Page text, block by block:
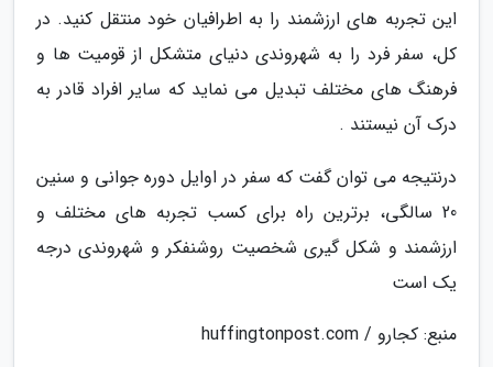
این تجربه های ارزشمند را به اطرافیان خود منتقل کنید. در
کل، سفر فرد را به شهروندی دنیای متشکل از قومیت ها و
فرهنگ های مختلف تبدیل می نماید که سایر افراد قادر به
درک آن نیستند .
درنتیجه می توان گفت که سفر در اوایل دوره جوانی و سنین
20 سالگی، برترین راه برای کسب تجربه های مختلف و
ارزشمند و شکل گیری شخصیت روشنفکر و شهروندی درجه
یک است
منبع: کجارو / huffingtonpost.com